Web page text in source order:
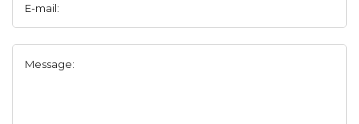
E-mail:
Message: